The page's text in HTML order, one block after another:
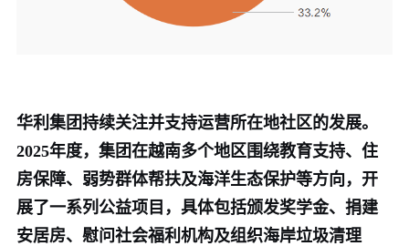
华利集团持续关注并支持运营所在地社区的发展。
2025年度，集团在越南多个地区围绕教育支持、住
房保障、弱势群体帮扶及海洋生态保护等方向，开
展了一系列公益项目，具体包括颁发奖学金、捐建
安居房、慰问社会福利机构及组织海岸垃圾清理